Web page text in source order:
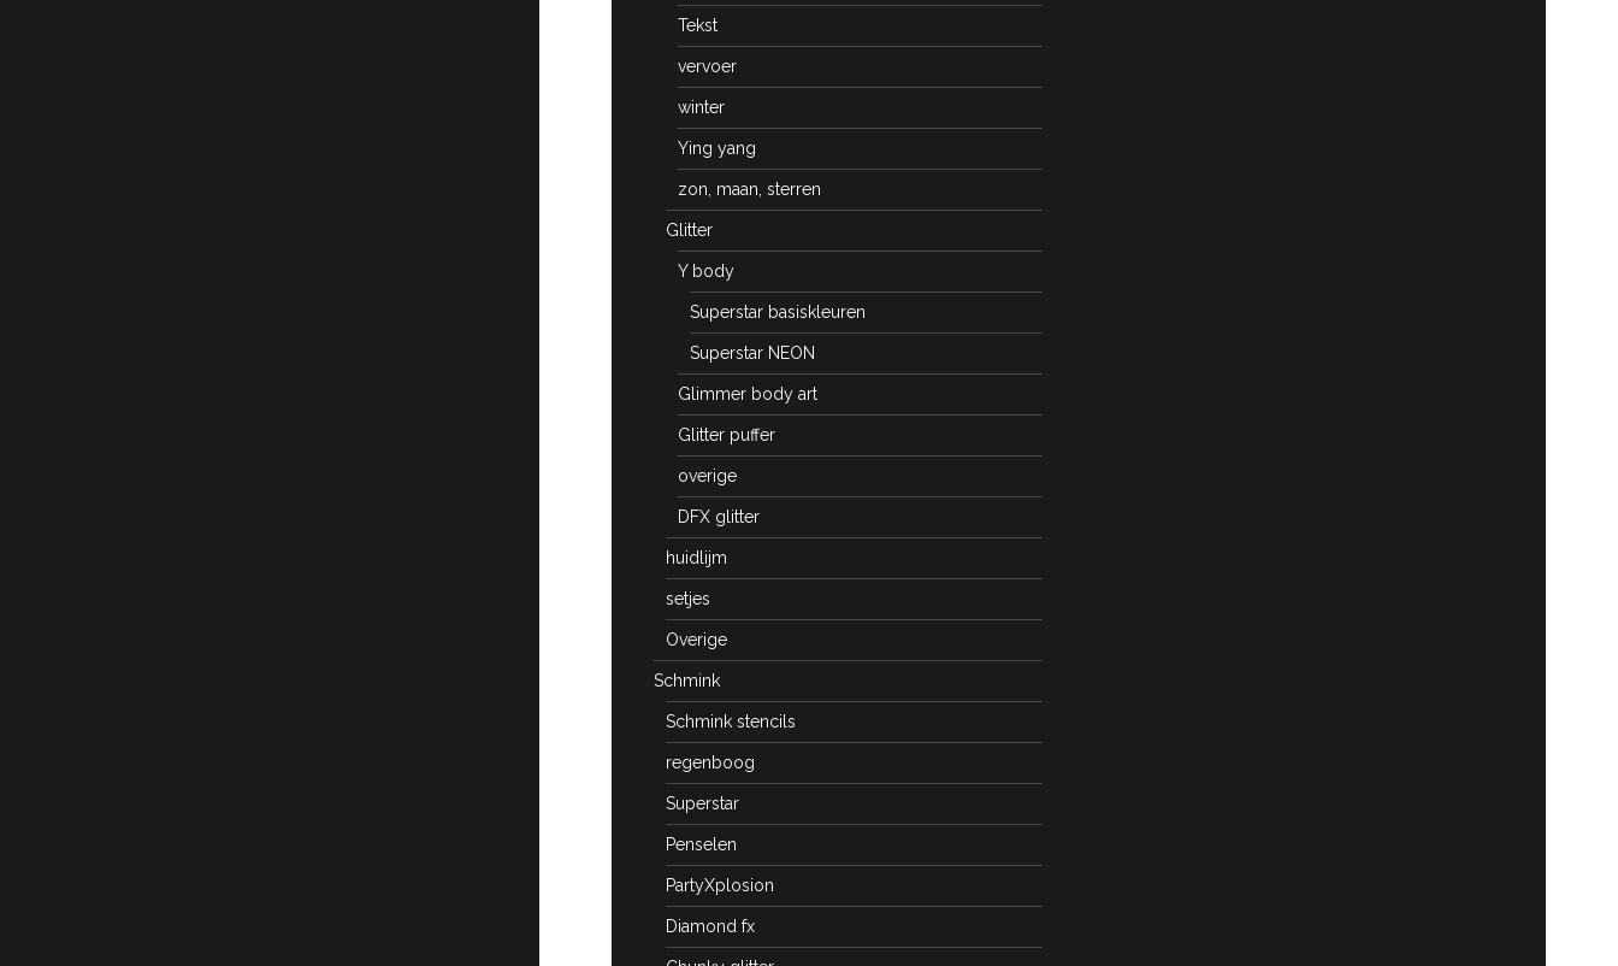
Tekst
vervoer
winter
Ying yang
zon, maan, sterren
Glitter
Y body
Superstar basiskleuren
Superstar NEON
Glimmer body art
Glitter puffer
overige
DFX glitter
huidlijm
setjes
Overige
Schmink
Schmink stencils
regenboog
Superstar
Penselen
PartyXplosion
Diamond fx